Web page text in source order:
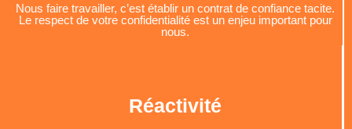
Nous faire travailler, c’est établir un contrat de confiance tacite.
Le respect de votre confidentialité est un enjeu important pour
nous.
Réactivité